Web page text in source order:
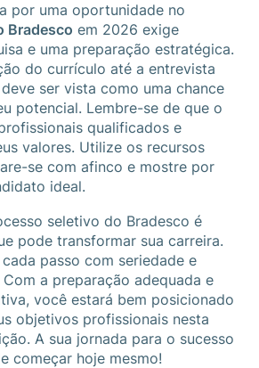
por uma oportunidade no
Bradesco em 2026 exige
e uma preparação estratégica.
do currículo até a entrevista
ser vista como uma chance
potencial. Lembre-se de que o
qualificados e
valores. Utilize os recursos
se com afinco e mostre por
ideal.
seletivo do Bradesco é
pode transformar sua carreira.
passo com seriedade e
a preparação adequada e
você estará bem posicionado
objetivos profissionais nesta
A sua jornada para o sucesso
começar hoje mesmo!